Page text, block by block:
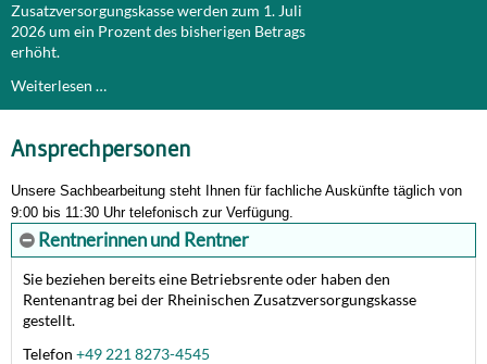
Zusatzversorgungskasse werden zum 1. Juli
2026 um ein Prozent des bisherigen Betrags
erhöht.
Weiterlesen …
Ansprechpersonen
Unsere Sachbearbeitung steht Ihnen für fachliche Auskünfte täglich von
9:00 bis 11:30 Uhr telefonisch zur Verfügung.
Rentnerinnen und Rentner
Sie beziehen bereits eine Betriebsrente oder haben den
Rentenantrag bei der Rheinischen Zusatzversorgungskasse
gestellt.
Telefon +49 221 8273-4545